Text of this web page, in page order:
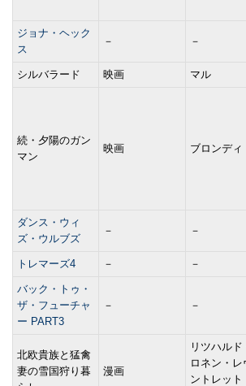
ジョナ・ヘック
ス
－ －
シルバラード 映画 マル
続・夕陽のガン
マン
映画 ブロンディ
ダンス・ウィ
ズ・ウルブズ
－ －
トレマーズ4 － －
バック・トゥ・
ザ・フューチャ
ー PART3
－ －
北欧貴族と猛禽
妻の雪国狩り暮
漫画
リツハルド
ロネン・レ
ントレット